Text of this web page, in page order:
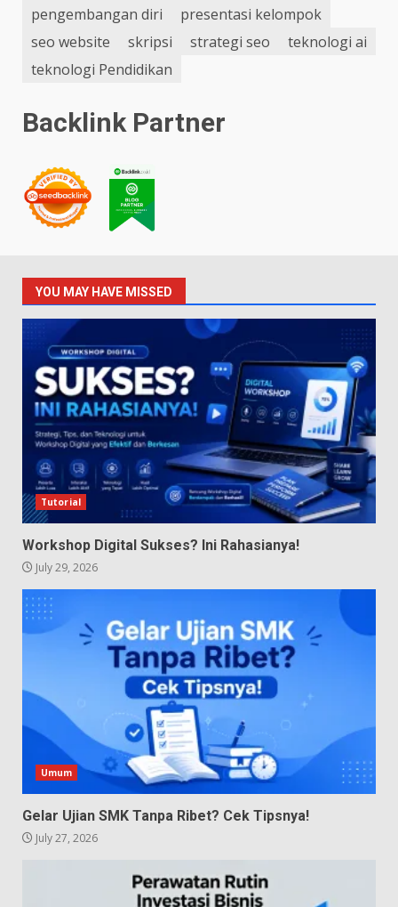
pengembangan diri
presentasi kelompok
seo website
skripsi strategi seo
teknologi ai
teknologi Pendidikan
Backlink Partner
YOU MAY HAVE MISSED
Tutorial
Workshop Digital Sukses? Ini Rahasianya!
July 29, 2026
Umum
Gelar Ujian SMK Tanpa Ribet? Cek Tipsnya!
July 27, 2026